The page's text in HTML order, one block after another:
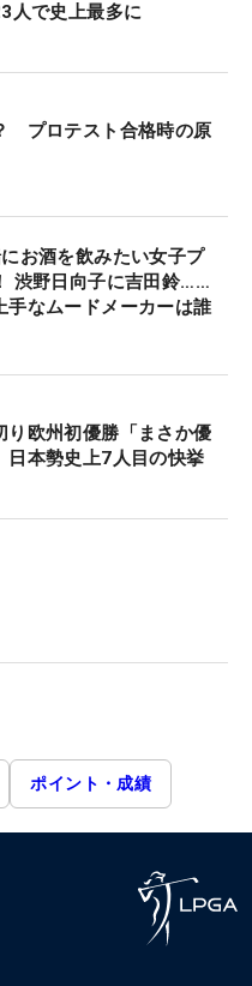
人で史上最多に
プロテスト合格時の原
にお酒を飲みたい女子プ
渋野日向子に吉田鈴……
手なムードメーカーは誰
り欧州初優勝「まさか優
本勢史上7人目の快挙
ポイント・成績